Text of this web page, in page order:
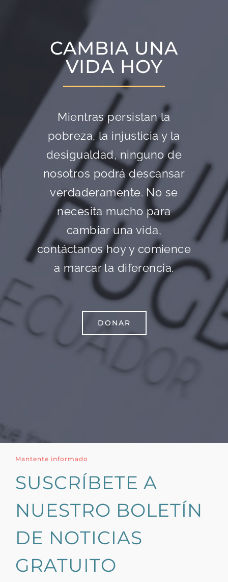
CAMBIA UNA
VIDA HOY
Mientras persistan la
pobreza, la injusticia y la
desigualdad, ninguno de
nosotros podrá descansar
verdaderamente. No se
necesita mucho para
cambiar una vida,
contáctanos hoy y comience
a marcar la diferencia.
DONAR
Mantente informado
SUSCRÍBETE A
NUESTRO BOLETÍN
DE NOTICIAS
GRATUITO